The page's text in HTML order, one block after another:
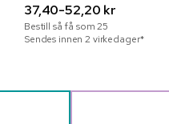
37,40-52,20 kr
Bestill så få som25
Sendes innen 2 virkedager*